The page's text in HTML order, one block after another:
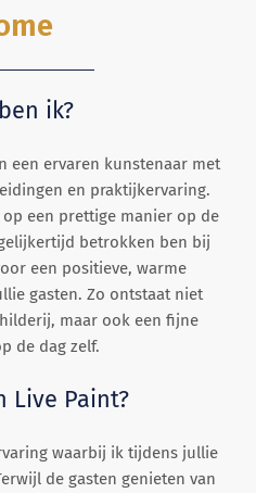
ik?
een ervaren kunstenaar met
en praktijkervaring.
een prettige manier op de
betrokken ben bij
een positieve, warme
gasten. Zo ontstaat niet
maar ook een fijne
de dag zelf.
Live Paint?
waarbij ik tijdens jullie
de gasten genieten van